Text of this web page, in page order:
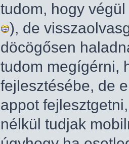
tudom, hogy
), de
döcögősen
tudom megígérni,
fejlesztésébe, de
appot
nélkül tudjak